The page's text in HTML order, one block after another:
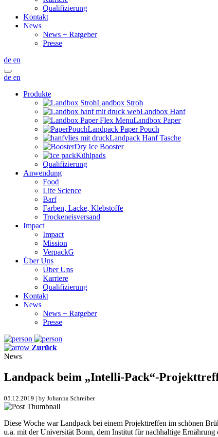
Qualifizierung
Kontakt
News
News + Ratgeber
Presse
de en
de en
Produkte
Landbox Stroh
Landbox Hanf
Landbox Paper
Landpack Paper Pouch
Landpack Hanf Tasche
Dry Ice Booster
Kühlpads
Qualifizierung
Anwendung
Food
Life Science
Barf
Farben, Lacke, Klebstoffe
Trockeneisversand
Impact
Impact
Mission
VerpackG
Über Uns
Über Uns
Karriere
Qualifizierung
Kontakt
News
News + Ratgeber
Presse
Zurück
News
Landpack beim „Intelli-Pack“-
05.12.2019 | by Johanna Schreiber
Diese Woche war Landpack bei einem Projekttreffen im schönen
u.a. mit der Universität Bonn, dem Institut für nachhaltige